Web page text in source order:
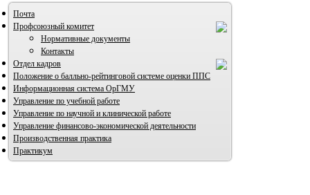
Почта
Профсоюзный комитет
Нормативные документы
Контакты
Отдел кадров
Положение о балльно-рейтинговой системе оценки ППС
Информационная система ОрГМУ
Управление по учебной работе
Управление по научной и клинической работе
Управление финансово-экономической деятельности
Производственная практика
Практикум